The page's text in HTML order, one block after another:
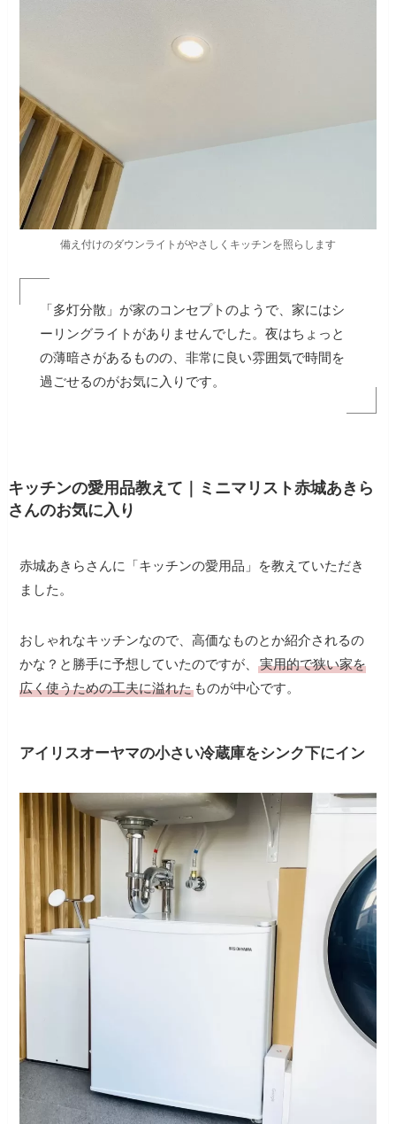
備え付けのダウンライトがやさしくキッチンを照らします
「多灯分散」が家のコンセプトのようで、家にはシ
ーリングライトがありませんでした。夜はちょっと
の薄暗さがあるものの、非常に良い雰囲気で時間を
過ごせるのがお気に入りです。
キッチンの愛用品教えて｜ミニマリスト赤城あきら
さんのお気に入り
赤城あきらさんに「キッチンの愛用品」を教えていただき
ました。
おしゃれなキッチンなので、高価なものとか紹介されるの
かな？と勝手に予想していたのですが、実用的で狭い家を
広く使うための工夫に溢れた ものが中心です。
アイリスオーヤマの小さい冷蔵庫をシンク下にイン